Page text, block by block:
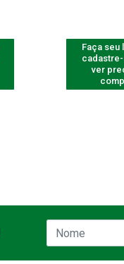
Faça seu
ver